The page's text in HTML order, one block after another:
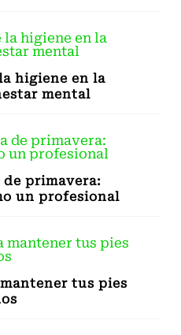
higiene en la
mental
primavera:
un profesional
tus pies